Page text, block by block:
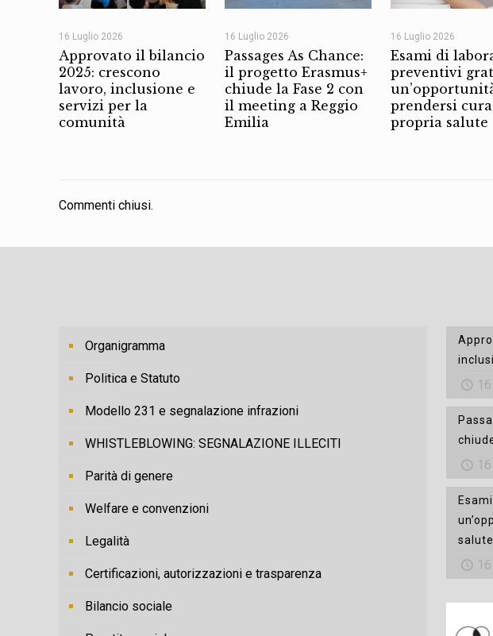
16 Luglio 2026
Approvato il bilancio
2025: crescono
lavoro, inclusione e
servizi per la
comunità
16 Luglio 2026
Passages As Chance:
il progetto Erasmus+
chiude la Fase 2 con
il meeting a Reggio
Emilia
16 Luglio 2026
Esami di
preventivi
prendersi
propria salute
Commenti chiusi.
Organigramma
Politica e Statuto
Modello 231 e segnalazione infrazioni
WHISTLEBLOWING: SEGNALAZIONE ILLECITI
Parità di genere
Welfare e convenzioni
Legalità
Certificazioni, autorizzazioni e trasparenza
Bilancio sociale
salute